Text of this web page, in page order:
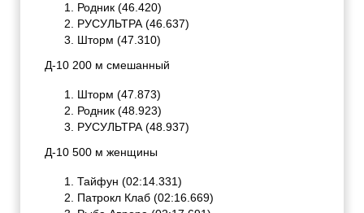
Родник (46.420)
РУСУЛЬТРА (46.637)
Шторм (47.310)
Д-10 200 м смешанный
Шторм (47.873)
Родник (48.923)
РУСУЛЬТРА (48.937)
Д-10 500 м женщины
Тайфун (02:14.331)
Патрокл Клаб (02:16.669)